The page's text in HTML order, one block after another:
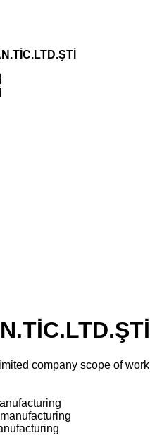
company scope of work